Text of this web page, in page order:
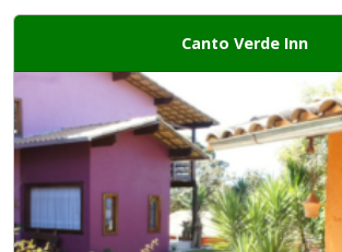
Canto Verde Inn